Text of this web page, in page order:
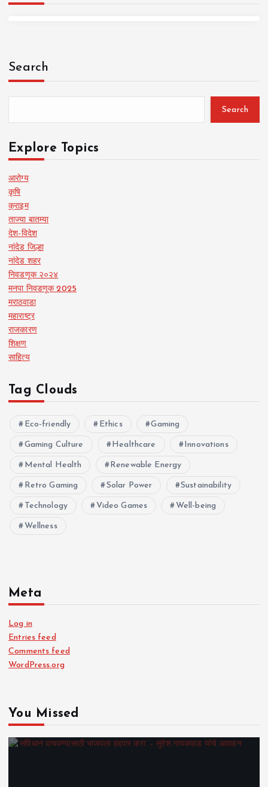
Search
Search
Explore Topics
आरोग्य
कृषि
क्राइम
ताज्या बातम्या
देश-विदेश
नांदेड जिल्हा
नांदेड शहर
निवडणूक २०२४
मनपा निवडणूक 2025
मराठवाडा
महाराष्ट्र
राजकारण
शिक्षण
साहित्य
Tag Clouds
Eco-friendly Ethics Gaming
Gaming Culture Healthcare Innovations
Mental Health Renewable Energy
Retro Gaming Solar Power Sustainability
Technology Video Games Well-being
Wellness
Meta
Log in
Entries feed
Comments feed
WordPress.org
You Missed